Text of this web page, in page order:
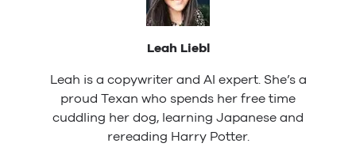
Leah Liebl
Leah is a copywriter and AI expert. She’s a
proud Texan who spends her free time
cuddling her dog, learning Japanese and
rereading Harry Potter.